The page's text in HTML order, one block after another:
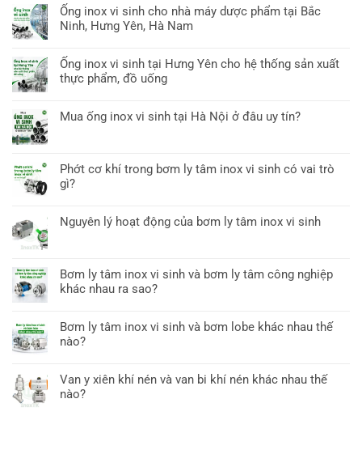
Ống inox vi sinh cho nhà máy dược phẩm tại Bắc
Ninh, Hưng Yên, Hà Nam
Ống inox vi sinh tại Hưng Yên cho hệ thống sản xuất
thực phẩm, đồ uống
Mua ống inox vi sinh tại Hà Nội ở đâu uy tín?
Phớt cơ khí trong bơm ly tâm inox vi sinh có vai trò
gì?
Nguyên lý hoạt động của bơm ly tâm inox vi sinh
Bơm ly tâm inox vi sinh và bơm ly tâm công nghiệp
khác nhau ra sao?
Bơm ly tâm inox vi sinh và bơm lobe khác nhau thế
nào?
Van y xiên khí nén và van bi khí nén khác nhau thế
nào?